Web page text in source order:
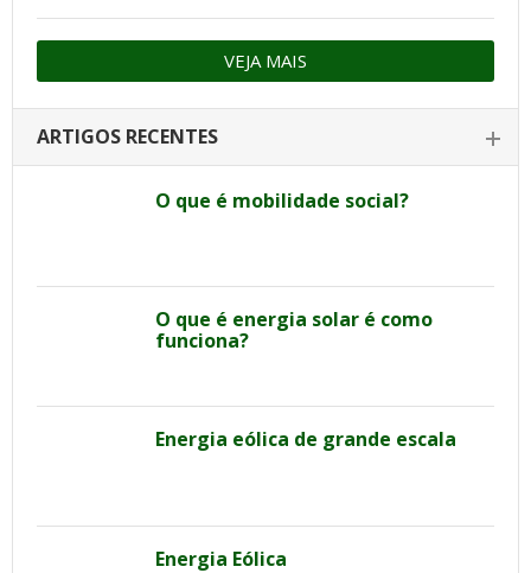
VEJA MAIS
ARTIGOS RECENTES
O que é mobilidade social?
O que é energia solar é como
funciona?
Energia eólica de grande escala
Energia Eólica